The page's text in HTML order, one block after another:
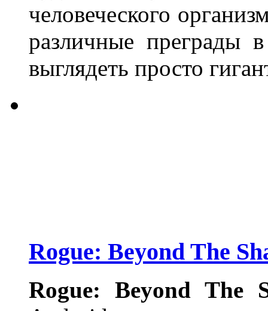
человеческого
различные преграды
выглядеть просто
Rogue: Beyond The
Rogue: Beyond The